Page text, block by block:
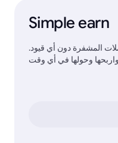
Simple earn
المشفرة دون أي قيود.
وحولها في أي وقت